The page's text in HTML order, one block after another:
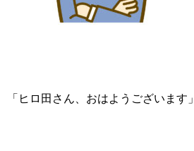
「ヒロ田さん、おはようございます」